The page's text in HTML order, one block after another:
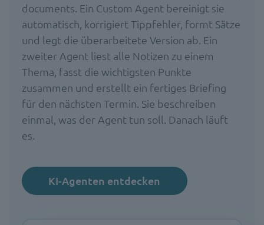
documents. Ein Custom Agent bereinigt sie
automatisch, korrigiert Tippfehler, formt Sätze
und legt die überarbeitete Version ab. Ein
zweiter Agent liest alle Notizen zu einem
Thema, fasst die wichtigsten Punkte
zusammen und erstellt ein fertiges Briefing
für den nächsten Termin. Sie beschreiben
einmal, was der Agent tun soll. Danach läuft
es.
KI-Agenten entdecken